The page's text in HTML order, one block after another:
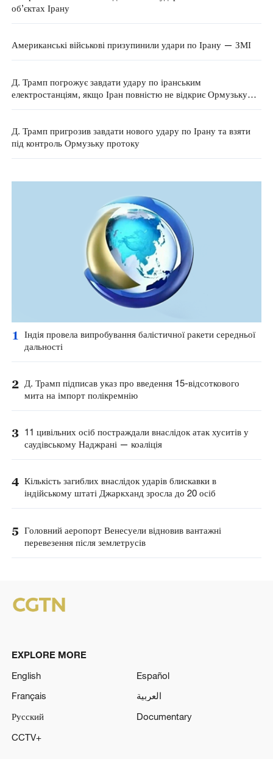
об’єктах Ірану
Американські військові призупинили удари по Ірану — ЗМІ
Д. Трамп погрожує завдати удару по іранським
електростанціям, якщо Іран повністю не відкриє Ормузьку
Д. Трамп пригрозив завдати нового удару по Ірану та взяти
під контроль Ормузьку протоку
1
Індія провела випробування балістичної ракети середньої
дальності
2 Д. Трамп підписав указ про введення 15-відсоткового
мита на імпорт полікремнію
3 11 цивільних осіб постраждали внаслідок атак хуситів у
саудівському Наджрані — коаліція
4 Кількість загиблих внаслідок ударів блискавки в
індійському штаті Джаркханд зросла до 20 осіб
5 Головний аеропорт Венесуели відновив вантажні
перевезення після землетрусів
EXPLORE MORE
English
Español
Français
العربية
Русский
Documentary
CCTV+